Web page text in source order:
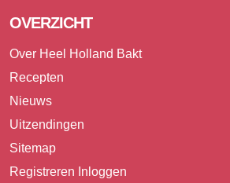
OVERZICHT
Over Heel Holland Bakt
Recepten
Nieuws
Uitzendingen
Sitemap
Registreren Inloggen